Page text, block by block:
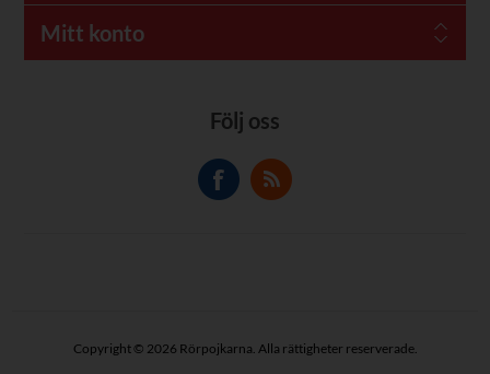
Mitt konto
Följ oss
Copyright © 2026 Rörpojkarna. Alla rättigheter reserverade.